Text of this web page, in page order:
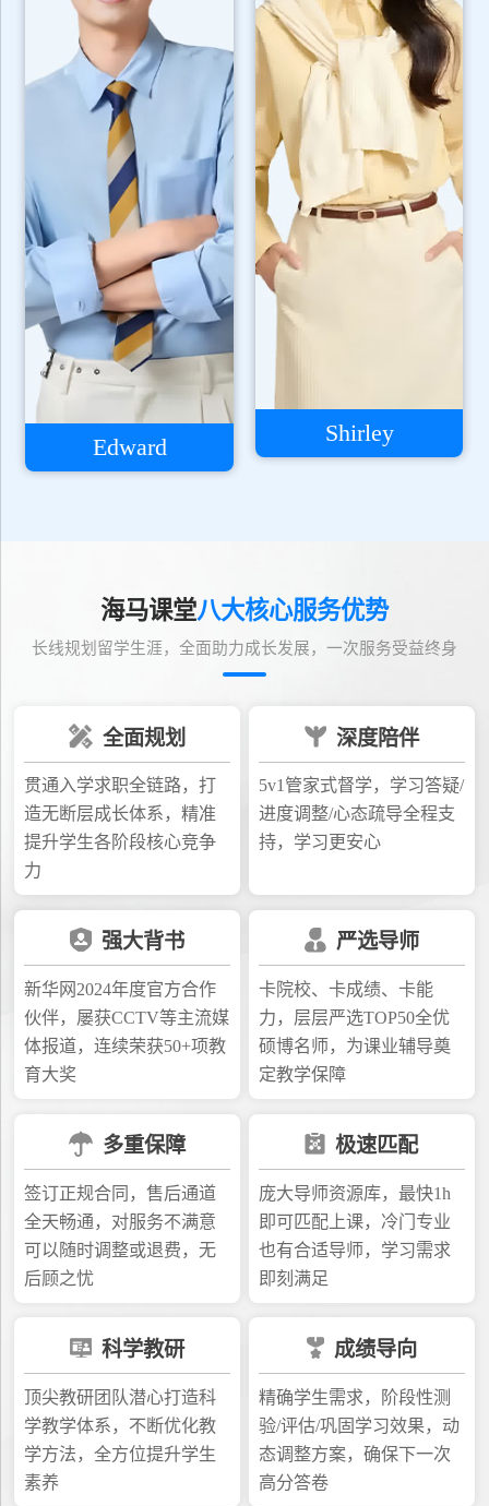
Edward
Shirley
海马课堂八大核心服务优势
长线规划留学生涯，全面助力成长发展，一次服务受益终身
全面规划
贯通入学求职全链路，打
造无断层成长体系，精准
提升学生各阶段核心竞争
力
深度陪伴
5v1管家式督学，学习答疑/
进度调整/心态疏导全程支
持，学习更安心
强大背书
新华网2024年度官方合作
伙伴，屡获CCTV等主流媒
体报道，连续荣获50+项教
育大奖
严选导师
卡院校、卡成绩、卡能
力，层层严选TOP50全优
硕博名师，为课业辅导奠
定教学保障
多重保障
签订正规合同，售后通道
全天畅通，对服务不满意
可以随时调整或退费，无
后顾之忧
极速匹配
庞大导师资源库，最快1h
即可匹配上课，冷门专业
也有合适导师，学习需求
即刻满足
科学教研
顶尖教研团队潜心打造科
学教学体系，不断优化教
学方法，全方位提升学生
素养
成绩导向
精确学生需求，阶段性测
验/评估/巩固学习效果，动
态调整方案，确保下一次
高分答卷